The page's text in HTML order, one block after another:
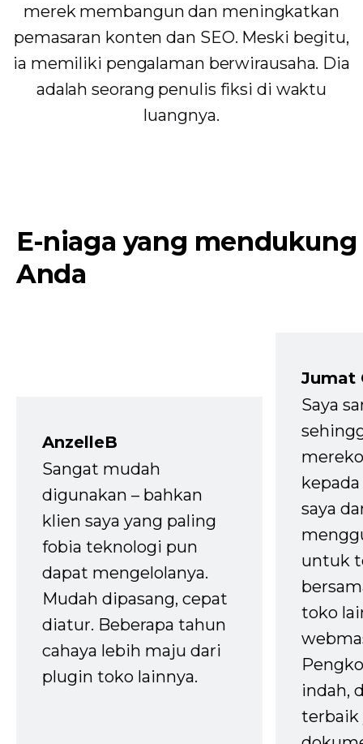
merek membangun dan meningkatkan
pemasaran konten dan SEO. Meski begitu,
ia memiliki pengalaman berwirausaha. Dia
adalah seorang penulis fiksi di waktu
luangnya.
E-niaga yang mendukung
Anda
AnzelleB
Sangat mudah
digunakan – bahkan
klien saya yang paling
fobia teknologi pun
dapat mengelolanya.
Mudah dipasang, cepat
diatur. Beberapa tahun
cahaya lebih maju dari
plugin toko lainnya.
Jumat
Saya
saya
untuk
toko
indah,
terbaik